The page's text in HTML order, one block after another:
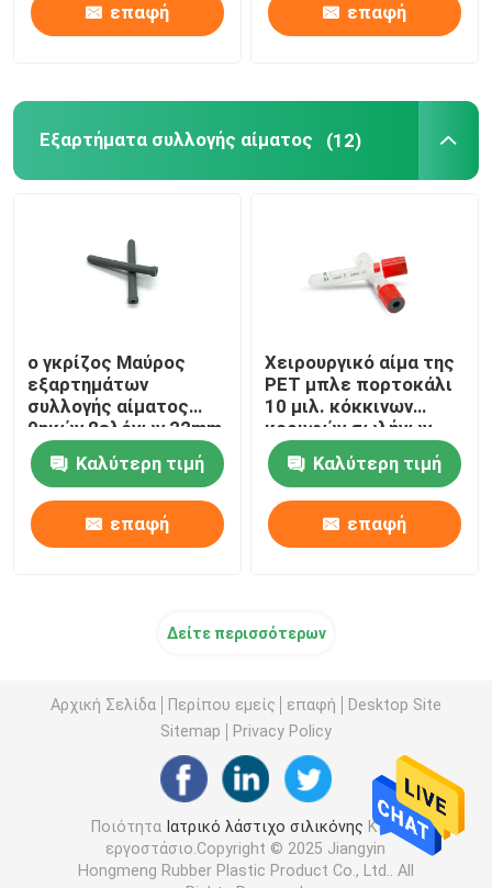
Σωλήνας έγχυσης
Εξαρτήματα έγχυσης
επαφή επαφή
Εξαρτήματα συλλογής αίματος (12)
ο γκρίζος Μαύρος
εξαρτημάτων
συλλογής αίματος
θηκών βελόνων 22mm
23mm
Καλύτερη τιμή
επαφή
Χειρουργικό αίμα της
PET μπλε πορτοκάλι
10 μιλ. κόκκινων
κορυφών σωλήνων
αίματος
Καλύτερη τιμή
επαφή
Δείτε περισσότερων
Αρχική Σελίδα Περίπου εμείς επαφή
Desktop Site
Sitemap
Privacy Policy
Ποιότητα Ιατρικό λάστιχο σιλικόνης Κίνα
εργοστάσιο.Copyright © 2025 Jiangyin
Hongmeng Rubber Plastic Product Co., Ltd.. All